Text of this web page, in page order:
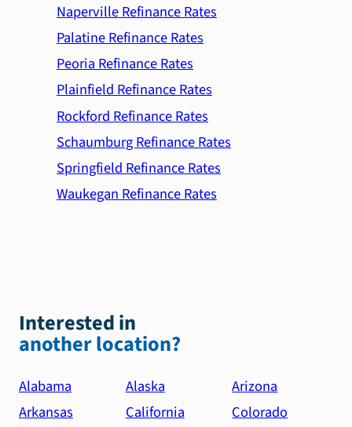
Naperville Refinance Rates
Palatine Refinance Rates
Peoria Refinance Rates
Plainfield Refinance Rates
Rockford Refinance Rates
Schaumburg Refinance Rates
Springfield Refinance Rates
Waukegan Refinance Rates
Interested in
another location?
Alabama Alaska
Arizona
Arkansas
California
Colorado